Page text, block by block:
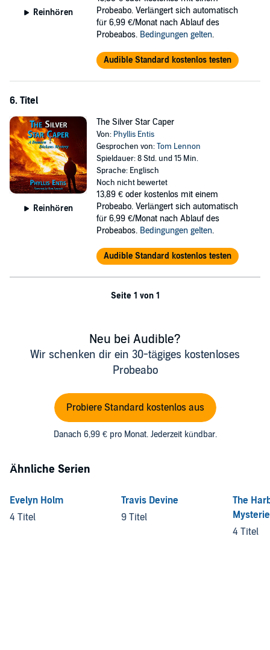
Reinhören
Probeabo. Verlängert sich automatisch
für 6,99 €/Monat nach Ablauf des
Probeabos. Bedingungen gelten.
Audible Standard kostenlos testen
6. Titel
Reinhören
The Silver Star Caper
Von: Phyllis Entis
Gesprochen von:Tom Lennon
Spieldauer: 8 Std. und 15 Min.
Sprache: Englisch
Noch nicht bewertet
13,89 € oder kostenlos mit einem
Probeabo. Verlängert sich automatisch
für 6,99 €/Monat nach Ablauf des
Probeabos. Bedingungen gelten.
Audible Standard kostenlos testen
Seite 1 von 1
Neu bei Audible?
Wir schenken dir ein 30-tägiges kostenloses
Probeabo
Probiere Standard kostenlos aus
Danach 6,99 € pro Monat. Jederzeit kündbar.
Ähnliche Serien
Evelyn Holm
4 Titel
Travis Devine
9 Titel
The
4 Titel